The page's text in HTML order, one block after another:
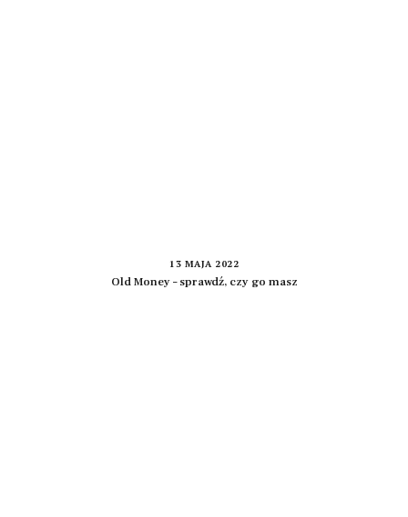
13 MAJA 2022
Old Money – sprawdź, czy go masz